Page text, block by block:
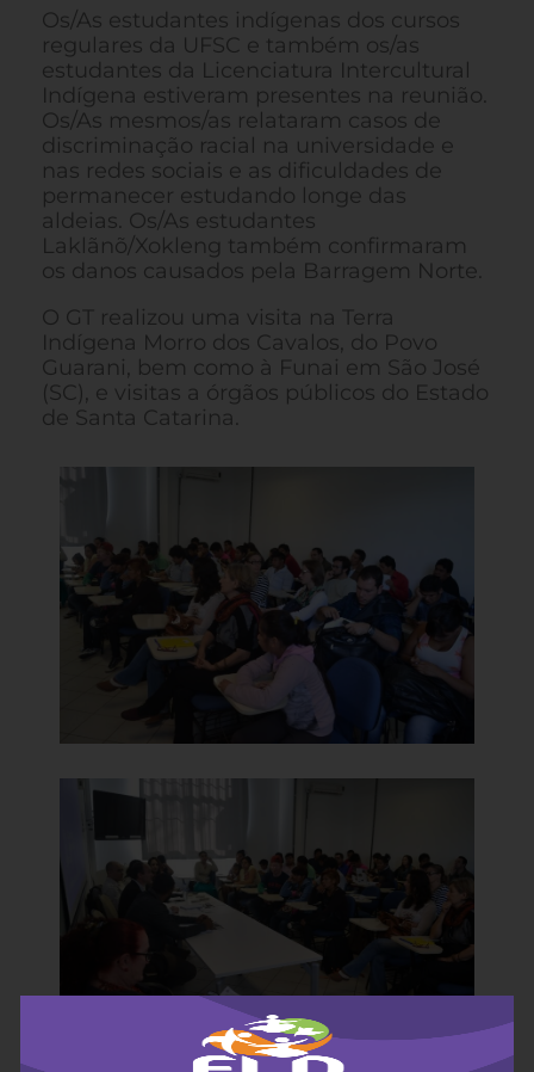
Os/As estudantes indígenas dos cursos
regulares da UFSC e também os/as
estudantes da Licenciatura Intercultural
Indígena estiveram presentes na reunião.
Os/As mesmos/as relataram casos de
discriminação racial na universidade e
nas redes sociais e as dificuldades de
permanecer estudando longe das
aldeias. Os/As estudantes
Laklãnõ/Xokleng também confirmaram
os danos causados pela Barragem Norte.
O GT realizou uma visita na Terra
Indígena Morro dos Cavalos, do Povo
Guarani, bem como à Funai em São José
(SC), e visitas a órgãos públicos do Estado
de Santa Catarina.